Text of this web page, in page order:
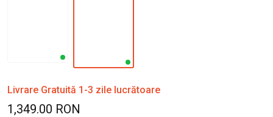
Livrare Gratuită 1-3 zile lucrătoare
1,349.00 RON